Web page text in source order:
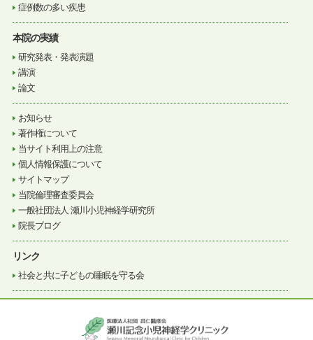
症例数の多い疾患
本院の実績
研究発表・発表演題
講演
論文
お知らせ
著作権について
当サイト利用上の注意
個人情報保護について
サイトマップ
当院倫理審査委員会
一般社団法人 瀬川小児神経学研究所
院長ブログ
リンク
社会と共に子どもの睡眠を守る会